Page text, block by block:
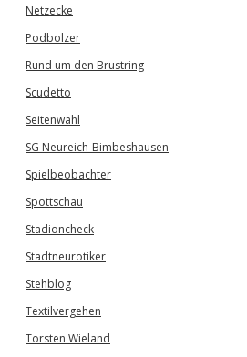
Netzecke
Podbolzer
Rund um den Brustring
Scudetto
Seitenwahl
SG Neureich-Bimbeshausen
Spielbeobachter
Spottschau
Stadioncheck
Stadtneurotiker
Stehblog
Textilvergehen
Torsten Wieland